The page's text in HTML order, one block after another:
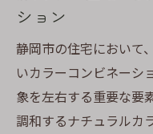
ション
静岡市の住宅において
いカラーコンビネーシ
象を左右する重要な要
調和するナチュラルカ